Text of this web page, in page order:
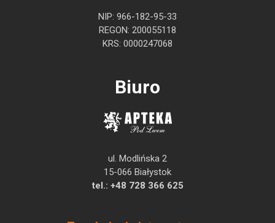
NIP: 966-182-95-33
REGON: 200055118
KRS: 0000247068
Biuro
ul. Modlińska 2
15-066 Białystok
tel.: +48 728 366 625